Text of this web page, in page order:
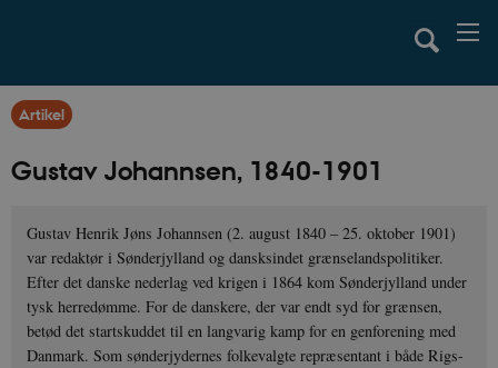
Artikel
Gustav Johannsen, 1840-1901
Gustav Henrik Jøns Johannsen (2. august 1840 – 25. oktober 1901)
var redaktør i Sønderjylland og dansksindet grænselandspolitiker.
Efter det danske nederlag ved krigen i 1864 kom Sønderjylland under
tysk herredømme. For de danskere, der var endt syd for grænsen,
betød det startskuddet til en langvarig kamp for en genforening med
Danmark. Som sønderjydernes folkevalgte repræsentant i både Rigs-